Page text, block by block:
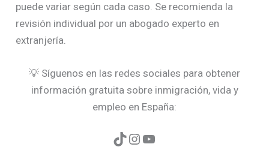
puede variar según cada caso. Se recomienda la
revisión individual por un abogado experto en
extranjería.
💡 Síguenos en las redes sociales para obtener
información gratuita sobre inmigración, vida y
empleo en España: